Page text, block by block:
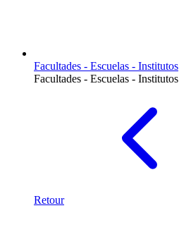
Facultades - Escuelas - Institutos
Facultades - Escuelas - Institutos
Retour